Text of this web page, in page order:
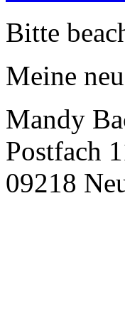
Bitte
Meine
Mandy
Postfach
09218